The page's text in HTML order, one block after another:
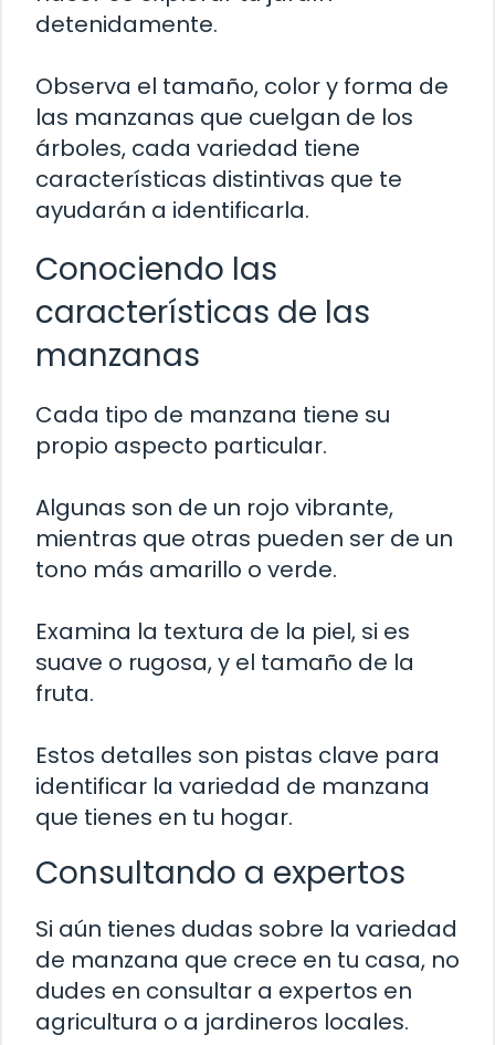
detenidamente.
Observa el tamaño, color y forma de
las manzanas que cuelgan de los
árboles, cada variedad tiene
características distintivas que te
ayudarán a identificarla.
Conociendo las
características de las
manzanas
Cada tipo de manzana tiene su
propio aspecto particular.
Algunas son de un rojo vibrante,
mientras que otras pueden ser de un
tono más amarillo o verde.
Examina la textura de la piel, si es
suave o rugosa, y el tamaño de la
fruta.
Estos detalles son pistas clave para
identificar la variedad de manzana
que tienes en tu hogar.
Consultando a expertos
Si aún tienes dudas sobre la variedad
de manzana que crece en tu casa, no
dudes en consultar a expertos en
agricultura o a jardineros locales.